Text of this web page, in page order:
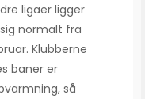
ligaer ligger
normalt fra
Klubberne
baner er
så